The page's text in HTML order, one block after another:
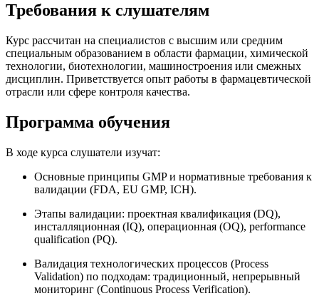
Требования к слушателям
Курс рассчитан на специалистов с высшим или средним
специальным образованием в области фармации, химической
технологии, биотехнологии, машиностроения или смежных
дисциплин. Приветствуется опыт работы в фармацевтической
отрасли или сфере контроля качества.
Программа обучения
В ходе курса слушатели изучат:
Основные принципы GMP и нормативные требования к
валидации (FDA, EU GMP, ICH).
Этапы валидации: проектная квалификация (DQ),
инсталляционная (IQ), операционная (OQ), performance
qualification (PQ).
Валидация технологических процессов (Process
Validation) по подходам: традиционный, непрерывный
мониторинг (Continuous Process Verification).